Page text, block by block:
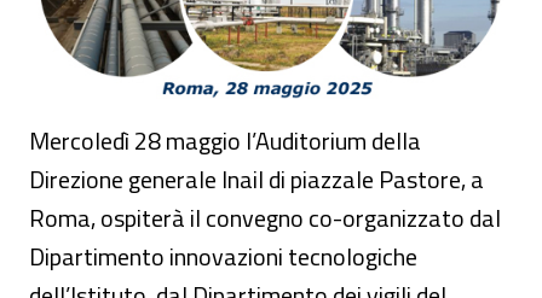
Mercoledì 28 maggio l’Auditorium della
Direzione generale Inail di piazzale Pastore, a
Roma, ospiterà il convegno co-organizzato dal
Dipartimento innovazioni tecnologiche